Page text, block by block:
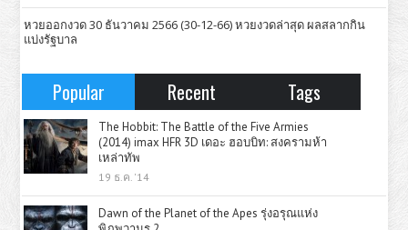
หวยออกงวด 30 ธันวาคม 2566 (30-12-66) หวยงวดล่าสุด ผลสลากกิน
แบ่งรัฐบาล
Popular Recent Tags
The Hobbit: The Battle of the Five Armies
(2014) imax HFR 3D เดอะ ฮอบบิท: สงครามห้า
เหล่าทัพ
19 ธ.ค. '14
Dawn of the Planet of the Apes รุ่งอรุณแห่ง